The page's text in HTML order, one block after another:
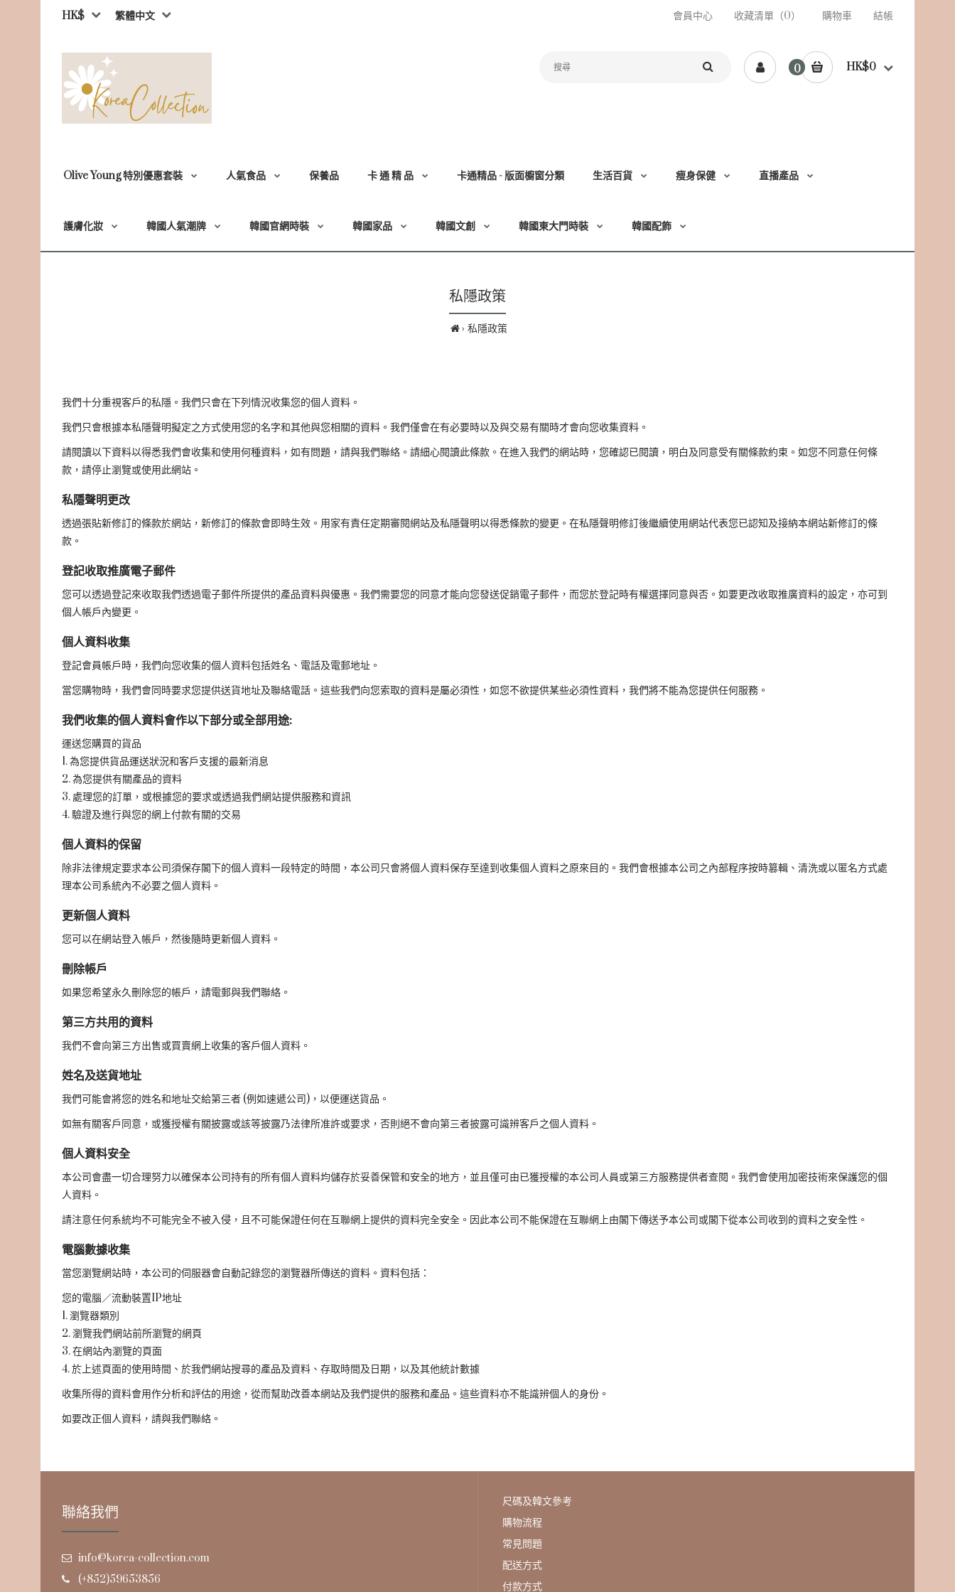
會員中心 收藏清單（0） 購物車 結帳
HK$ 繁體中文
0 HK$0
Olive Young 特別優惠套裝 人氣食品 保養品 卡 通 精 品 卡通精品 - 版面櫥窗分類 生活百貨 瘦身保健 直播產品
護膚化妝 韓國人氣潮牌 韓國官網時裝 韓國家品 韓國文創 韓國東大門時裝 韓國配飾
私隱政策
私隱政策
我們十分重視客戶的私隱。我們只會在下列情況收集您的個人資料。
我們只會根據本私隱聲明擬定之方式使用您的名字和其他與您相關的資料。我們僅會在有必要時以及與交易有關時才會向您收集資料。
請閱讀以下資料以得悉我們會收集和使用何種資料，如有問題，請與我們聯絡。請細心閱讀此條款。在進入我們的網站時，您確認已閱讀，明白及同意受有關條款約束。如您不同意任何條
款，請停止瀏覽或使用此網站。
私隱聲明更改
透過張貼新修訂的條款於網站，新修訂的條款會即時生效。用家有責任定期審閱網站及私隱聲明以得悉條款的變更。在私隱聲明修訂後繼續使用網站代表您已認知及接納本網站新修訂的條
款。
登記收取推廣電子郵件
您可以透過登記來收取我們透過電子郵件所提供的產品資料與優惠。我們需要您的同意才能向您發送促銷電子郵件，而您於登記時有權選擇同意與否。如要更改收取推廣資料的設定，亦可到
個人帳戶內變更。
個人資料收集
登記會員帳戶時，我們向您收集的個人資料包括姓名、電話及電郵地址。
當您購物時，我們會同時要求您提供送貨地址及聯絡電話。這些我們向您索取的資料是屬必須性，如您不欲提供某些必須性資料，我們將不能為您提供任何服務。
我們收集的個人資料會作以下部分或全部用途:
運送您購買的貨品
1. 為您提供貨品運送狀況和客戶支援的最新消息
2. 為您提供有關產品的資料
3. 處理您的訂單，或根據您的要求或透過我們網站提供服務和資訊
4. 驗證及進行與您的網上付款有關的交易
個人資料的保留
除非法律規定要求本公司須保存閣下的個人資料一段特定的時間，本公司只會將個人資料保存至達到收集個人資料之原來目的。我們會根據本公司之內部程序按時篡輯、清洗或以匿名方式處
理本公司系統內不必要之個人資料。
更新個人資料
您可以在網站登入帳戶，然後隨時更新個人資料。
刪除帳戶
如果您希望永久刪除您的帳戶，請電郵與我們聯絡。
第三方共用的資料
我們不會向第三方出售或買賣網上收集的客戶個人資料。
姓名及送貨地址
我們可能會將您的姓名和地址交給第三者 (例如速遞公司)，以便運送貨品。
如無有關客戶同意，或獲授權有關披露或該等披露乃法律所准許或要求，否則絕不會向第三者披露可識辨客戶之個人資料。
個人資料安全
本公司會盡一切合理努力以確保本公司持有的所有個人資料均儲存於妥善保管和安全的地方，並且僅可由已獲授權的本公司人員或第三方服務提供者查閱。我們會使用加密技術來保護您的個
人資料。
請注意任何系統均不可能完全不被入侵，且不可能保證任何在互聯網上提供的資料完全安全。因此本公司不能保證在互聯網上由閣下傳送予本公司或閣下從本公司收到的資料之安全性。
電腦數據收集
當您瀏覽網站時，本公司的伺服器會自動記錄您的瀏覽器所傳送的資料。資料包括：
您的電腦／流動裝置IP地址
1. 瀏覽器類別
2. 瀏覽我們網站前所瀏覽的網頁
3. 在網站內瀏覽的頁面
4. 於上述頁面的使用時間、於我們網站搜尋的產品及資料、存取時間及日期，以及其他統計數據
收集所得的資料會用作分析和評估的用途，從而幫助改善本網站及我們提供的服務和產品。這些資料亦不能識辨個人的身份。
如要改正個人資料，請與我們聯絡。
聯絡我們
info@korea-collection.com
(+852)59653856
尺碼及韓文參考
購物流程
常見問題
配送方式
付款方式